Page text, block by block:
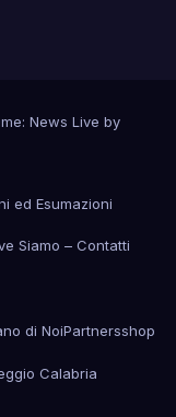
News Live by
ed Esumazioni
Siamo – Contatti
di NoiPartnersshop
Calabria